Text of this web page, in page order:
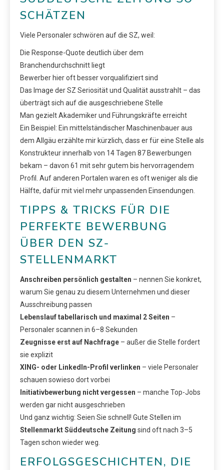
SCHÄTZEN
Viele Personaler schwören auf die SZ, weil:
Die Response-Quote deutlich über dem
Branchendurchschnitt liegt
Bewerber hier oft besser vorqualifiziert sind
Das Image der SZ Seriosität und Qualität ausstrahlt – das
überträgt sich auf die ausgeschriebene Stelle
Man gezielt Akademiker und Führungskräfte erreicht
Ein Beispiel: Ein mittelständischer Maschinenbauer aus
dem Allgäu erzählte mir kürzlich, dass er für eine Stelle als
Konstrukteur innerhalb von 14 Tagen 87 Bewerbungen
bekam – davon 61 mit sehr gutem bis hervorragendem
Profil. Auf anderen Portalen waren es oft weniger als die
Hälfte, dafür mit viel mehr unpassenden Einsendungen.
TIPPS & TRICKS FÜR DIE
PERFEKTE BEWERBUNG
ÜBER DEN SZ-
STELLENMARKT
Anschreiben persönlich gestalten – nennen Sie konkret,
warum Sie genau zu diesem Unternehmen und dieser
Ausschreibung passen
Lebenslauf tabellarisch und maximal 2 Seiten –
Personaler scannen in 6–8 Sekunden
Zeugnisse erst auf Nachfrage – außer die Stelle fordert
sie explizit
XING- oder LinkedIn-Profil verlinken – viele Personaler
schauen sowieso dort vorbei
Initiativbewerbung nicht vergessen – manche Top-Jobs
werden gar nicht ausgeschrieben
Und ganz wichtig: Seien Sie schnell! Gute Stellen im
Stellenmarkt Süddeutsche Zeitung sind oft nach 3–5
Tagen schon wieder weg.
ERFOLGSGESCHICHTEN, DIE